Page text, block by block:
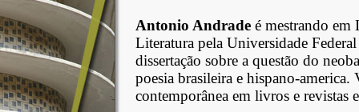
Antonio Andradeé mestrando em
Literatura pela Universidade
dissertação sobre a questão do
poesia brasileira e hispano-
contemporânea em livros e revistas